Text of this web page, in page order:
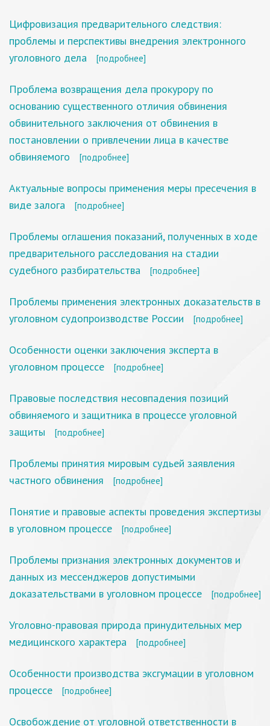
Цифровизация предварительного следствия:
проблемы и перспективы внедрения электронного
уголовного дела
[подробнее]
Проблема возвращения дела прокурору по
основанию существенного отличия обвинения
обвинительного заключения от обвинения в
постановлении о привлечении лица в качестве
обвиняемого
[подробнее]
Актуальные вопросы применения меры пресечения в
виде залога
[подробнее]
Проблемы оглашения показаний, полученных в ходе
предварительного расследования на стадии
судебного разбирательства
[подробнее]
Проблемы применения электронных доказательств в
уголовном судопроизводстве России
[подробнее]
Особенности оценки заключения эксперта в
уголовном процессе
[подробнее]
Правовые последствия несовпадения позиций
обвиняемого и защитника в процессе уголовной
защиты
[подробнее]
Проблемы принятия мировым судьей заявления
частного обвинения
[подробнее]
Понятие и правовые аспекты проведения экспертизы
в уголовном процессе
[подробнее]
Проблемы признания электронных документов и
данных из мессенджеров допустимыми
доказательствами в уголовном процессе
[подробнее]
Уголовно-правовая природа принудительных мер
медицинского характера
[подробнее]
Особенности производства эксгумации в уголовном
процессе
[подробнее]
Освобождение от уголовной ответственности в